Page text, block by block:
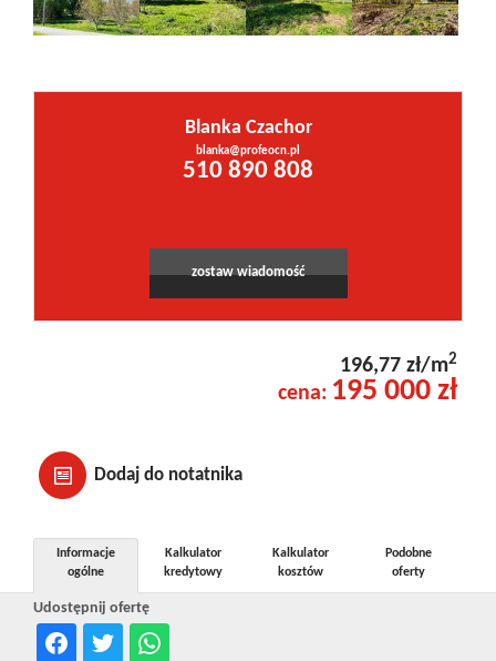
WYŁĄCZNOŚĆ
Kontakt
Blanka Czachor
blanka@profeocn.pl
510 890 808
zostaw wiadomość
196,77 zł/m2
cena: 195 000 zł
Dodaj do notatnika
Udostępnij ofertę
Informacje
ogólne
Kalkulator
kredytowy
Kalkulator
kosztów
Podobne
oferty